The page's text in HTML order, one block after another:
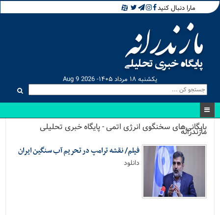
مارا دنبال کنید
یکشنبه ۱۸ مرداد ۱۴۰۵- Aug 9 2026
بایگانی‌های سخنگوی انرژی اتمی - پایگاه خبری تحلیلی
مازندرانه
فیلم/ نقشه ترامپ در تحریم آب سنگین ایران
دانلود